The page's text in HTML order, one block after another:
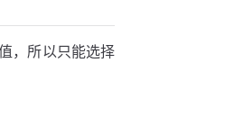
，所以只能选择